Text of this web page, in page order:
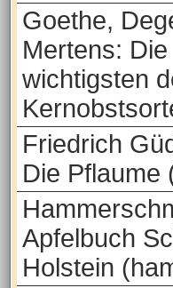
Goethe,
Mertens: Die
wichtigsten
Friedrich
Die Pflaume
Apfelbuch
Holstein